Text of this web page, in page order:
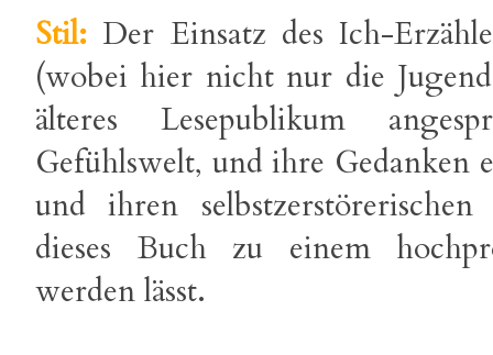
Stil: Der Einsatz des Ich-
(wobei hier nicht nur die
älteres Lesepublikum
Gefühlswelt, und ihre Gedanken
und ihren
dieses Buch zu einem
werden lässt.